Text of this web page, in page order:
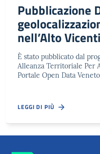
Pubblicazione
nell’Alto
È stato pubblicato dal
Alleanza Territoriale Per
Portale Open Data
LEGGI DI PIÙ